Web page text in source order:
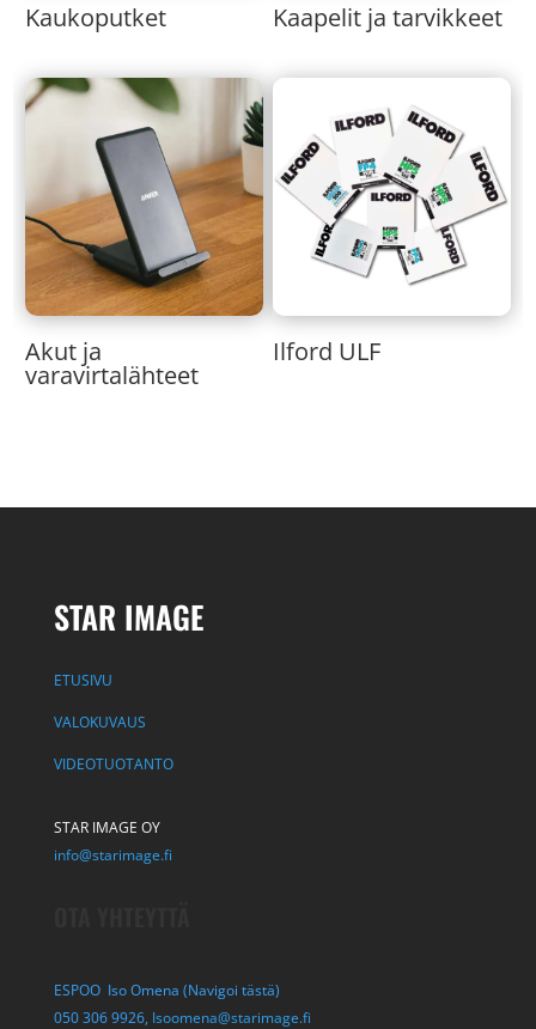
Kaukoputket Kaapelit ja tarvikkeet
Akut ja
varavirtalähteet
Ilford ULF
STAR IMAGE
ETUSIVU
VALOKUVAUS
VIDEOTUOTANTO
STAR IMAGE OY
info@starimage.fi
ESPOO Iso Omena (Navigoi tästä)
050 306 9926, Isoomena@starimage.fi